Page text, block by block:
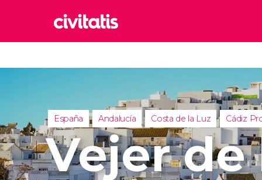
Italia
Reino
Reino
España Andalucía Costa de la Luz Cádiz
Vejer de